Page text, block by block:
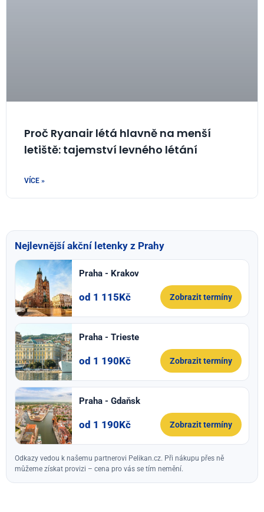
Proč Ryanair létá hlavně na menší
letiště: tajemství levného létání
VÍCE »
Nejlevnější akční letenky z Prahy
Praha - Krakov
od 1 115Kč Zobrazit termíny
Praha - Trieste
od 1 190Kč Zobrazit termíny
Praha - Gdaňsk
od 1 190Kč Zobrazit termíny
Odkazy vedou k našemu partnerovi Pelikan.cz. Při nákupu přes ně
můžeme získat provizi – cena pro vás se tím nemění.